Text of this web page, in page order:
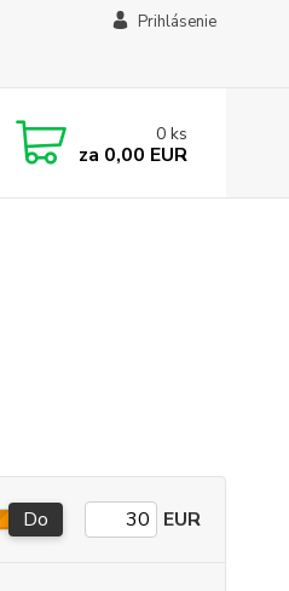
Prihlásenie
0 ks
za 0,00 EUR
Do EUR